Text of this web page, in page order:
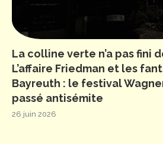
La colline verte n’a pas fini
L’affaire Friedman et les
Bayreuth : le festival
passé antisémite
26 juin 2026